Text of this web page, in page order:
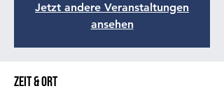
Jetzt andere Veranstaltungen
ansehen
Zeit & Ort